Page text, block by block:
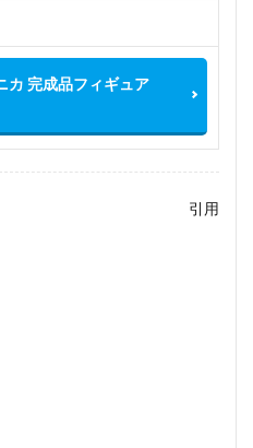
カ 完成品フィギュア
引用